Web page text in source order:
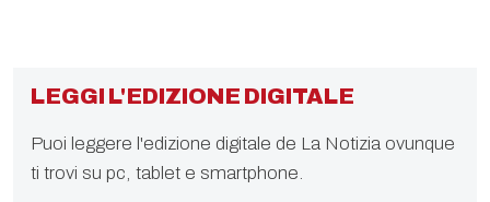
LEGGI L'EDIZIONE DIGITALE
Puoi leggere l'edizione digitale de La Notizia ovunque
ti trovi su pc, tablet e smartphone.